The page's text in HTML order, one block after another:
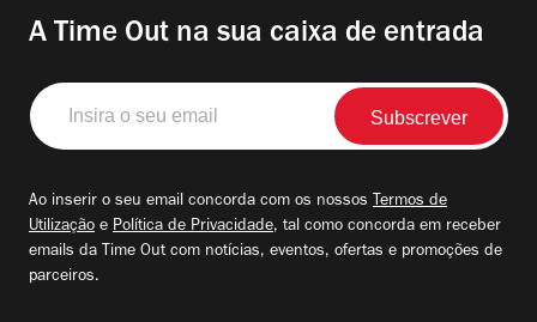
A Time Out na sua caixa de entrada
Insira
o
seu
Ao inserir o seu email concorda com os nossos Termos de
Utilização e Política de Privacidade, tal como concorda em receber
emails da Time Out com notícias, eventos, ofertas e promoções de
parceiros.